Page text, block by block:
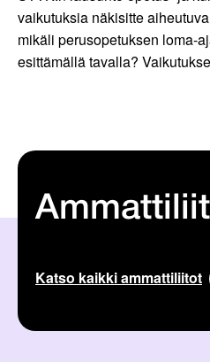
vaikutuksia näkisitte
mikäli perusopetuksen loma-
esittämällä tavalla?
Katso kaikki ammattiliitot